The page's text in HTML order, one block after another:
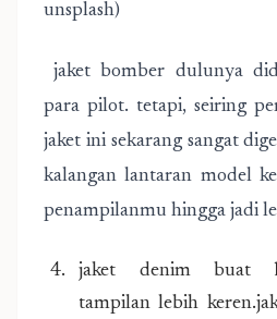
unsplash)
jaket bomber dulunya
para pilot. tetapi, seiring
jaket ini sekarang sangat
kalangan lantaran model
penampilanmu hingga jadi
jaket denim buat
tampilan lebih